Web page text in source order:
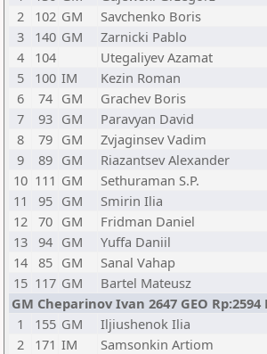
2
102 GM Savchenko Boris
3
140 GM Zarnicki Pablo
4
104 Utegaliyev Azamat
5
100 IM Kezin Roman
6
74 GM Grachev Boris
7
93 GM Paravyan David
8
79 GM Zvjaginsev Vadim
9
89 GM Riazantsev Alexander
10 111 GM Sethuraman S.P.
11
95 GM Smirin Ilia
12 70 GM Fridman Daniel
13 94 GM Yuffa Daniil
14 85 GM Sanal Vahap
15 117 GM Bartel Mateusz
GM Cheparinov Ivan 2647 GEO Rp:2594
1
155 GM Iljiushenok Ilia
2
171 IM Samsonkin Artiom